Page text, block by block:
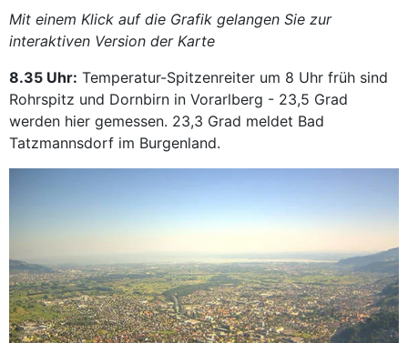
Mit einem Klick auf die Grafik gelangen Sie zur
interaktiven Version der Karte
8.35 Uhr: Temperatur-Spitzenreiter um 8 Uhr früh sind
Rohrspitz und Dornbirn in Vorarlberg - 23,5 Grad
werden hier gemessen. 23,3 Grad meldet Bad
Tatzmannsdorf im Burgenland.